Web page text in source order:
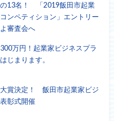
13名！ 「2019飯田市起業
ンペティション」エントリー
審査会へ
万円！起業家ビジネスプラ
じまります。
賞決定！ 飯田市起業家ビジ
彰式開催